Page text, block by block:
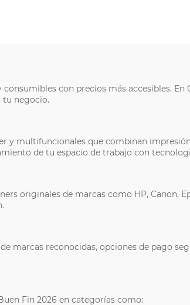
con precios más accesibles.
tu negocio.
multifuncionales que combinan
de tu espacio de trabajo con
originales de marcas como HP, Canon,
marcas reconocidas, opciones de pago
Fin 2026 en categorías como: